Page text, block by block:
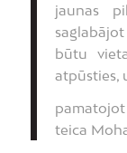
jaunas
būtu
atpūsties,
pamatojot
teica